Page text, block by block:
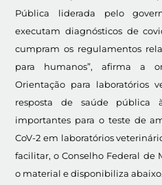
Pública liderada pelo
executam diagnósticos de
cumpram os regulamentos
para humanos”, afirma a
Orientação para laboratórios
resposta de saúde pública
importantes para o teste de
CoV-2 em laboratórios
facilitar, o Conselho Federal de
o material e disponibiliza abaixo.